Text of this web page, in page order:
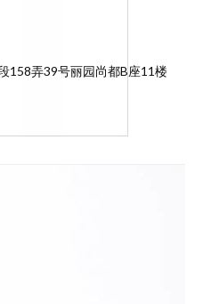
158弄39号丽园尚都B座11楼